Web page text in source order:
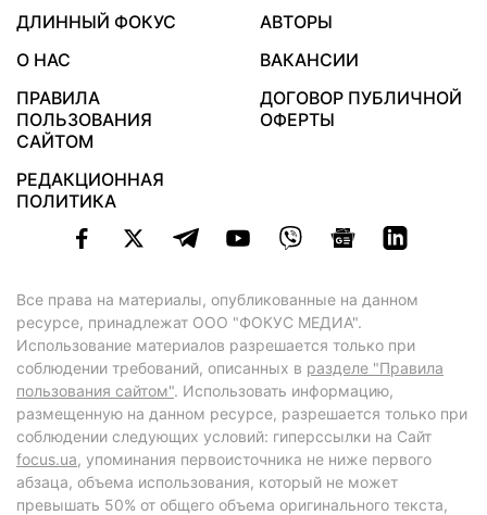
ДЛИННЫЙ ФОКУС
АВТОРЫ
О НАС
ВАКАНСИИ
ПРАВИЛА
ПОЛЬЗОВАНИЯ
САЙТОМ
ДОГОВОР ПУБЛИЧНОЙ
ОФЕРТЫ
РЕДАКЦИОННАЯ
ПОЛИТИКА
Все права на материалы, опубликованные на данном
ресурсе, принадлежат ООО "ФОКУС МЕДИА".
Использование материалов разрешается только при
соблюдении требований, описанных в разделе "Правила
пользования сайтом". Использовать информацию,
размещенную на данном ресурсе, разрешается только при
соблюдении следующих условий: гиперссылки на Сайт
focus.ua, упоминания первоисточника не ниже первого
абзаца, объема использования, который не может
превышать 50% от общего объема оригинального текста,